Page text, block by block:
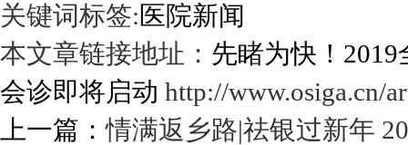
关键词标签:医院新闻
本文章链接地址： 先睹为快！
会诊即将启动 http://www.osiga.cn/
上一篇：情满返乡路|祛银过新年